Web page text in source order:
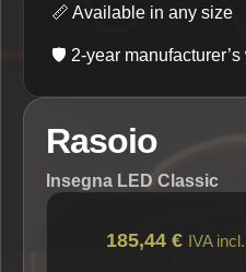
📏 Available in any size
🛡️ 2-year
Rasoio
Insegna LED Classic
185,44 € IVA incl.